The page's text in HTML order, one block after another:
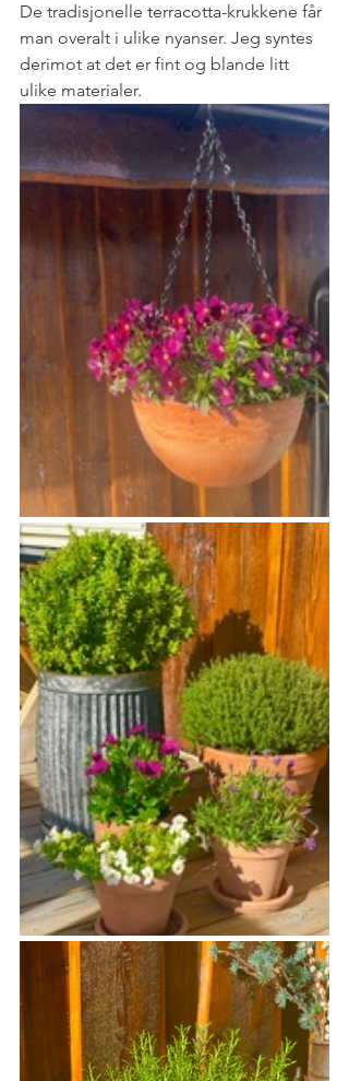
De tradisjonelle terracotta-krukkene får
man overalt i ulike nyanser. Jeg syntes
derimot at det er fint og blande litt
ulike materialer.